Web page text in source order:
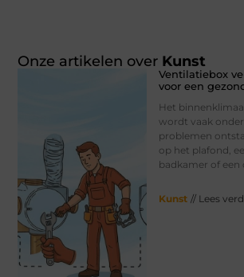
Onze artikelen over Kunst
Ventilatiebox
voor een
Het
wordt vaak
problemen
op het plafond,
badkamer of een
Kunst // Lees